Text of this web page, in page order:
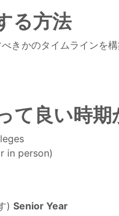
る方法
きかのタイムラインを
て良い時
in person)
) Senior Year